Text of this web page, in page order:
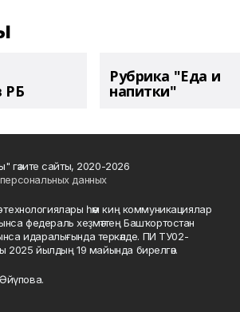
РБ
Рубрика "Еда и
напитки"
гәзите сайты, 2020-2026
данных
технологиялары һәм киң коммуникациялар
федераль хеҙмәттең Башҡортостан
идаралығында теркәлде. ПИ ТУ02-
2025 йылдың 19 майында бирелгән.